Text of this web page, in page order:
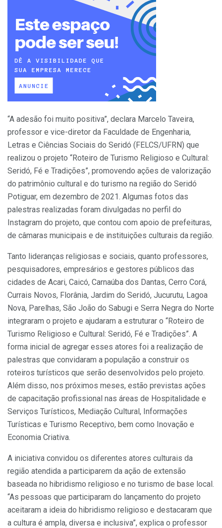
“A adesão foi muito positiva”, declara Marcelo Taveira,
professor e vice-diretor da Faculdade de Engenharia,
Letras e Ciências Sociais do Seridó (FELCS/UFRN) que
realizou o projeto “Roteiro de Turismo Religioso e Cultural:
Seridó, Fé e Tradições”, promovendo ações de valorização
do patrimônio cultural e do turismo na região do Seridó
Potiguar, em dezembro de 2021. Algumas fotos das
palestras realizadas foram divulgadas no perfil do
Instagram do projeto, que contou com apoio de prefeituras,
de câmaras municipais e de instituições culturais da região.
Tanto lideranças religiosas e sociais, quanto professores,
pesquisadores, empresários e gestores públicos das
cidades de Acari, Caicó, Carnaúba dos Dantas, Cerro Corá,
Currais Novos, Florânia, Jardim do Seridó, Jucurutu, Lagoa
Nova, Parelhas, São João do Sabugi e Serra Negra do Norte
integraram o projeto e ajudaram a estruturar o “Roteiro de
Turismo Religioso e Cultural: Seridó, Fé e Tradições”. A
forma inicial de agregar esses atores foi a realização de
palestras que convidaram a população a construir os
roteiros turísticos que serão desenvolvidos pelo projeto.
Além disso, nos próximos meses, estão previstas ações
de capacitação profissional nas áreas de Hospitalidade e
Serviços Turísticos, Mediação Cultural, Informações
Turísticas e Turismo Receptivo, bem como Inovação e
Economia Criativa.
A iniciativa convidou os diferentes atores culturais da
região atendida a participarem da ação de extensão
baseada no hibridismo religioso e no turismo de base local.
“As pessoas que participaram do lançamento do projeto
aceitaram a ideia do hibridismo religioso e destacaram que
a cultura é ampla, diversa e inclusiva”, explica o professor